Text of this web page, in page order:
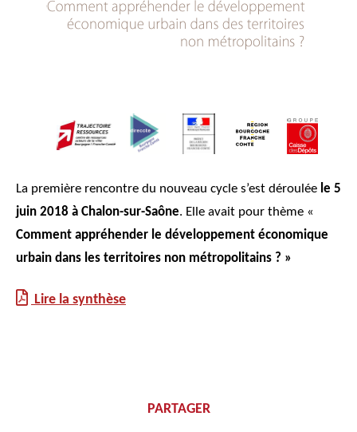
La première rencontre du nouveau cycle s’est déroulée le 5
juin 2018 à Chalon-sur-Saône. Elle avait pour thème «
Comment appréhender le développement économique
urbain dans les territoires non métropolitains ? »
Lire la synthèse
PARTAGER